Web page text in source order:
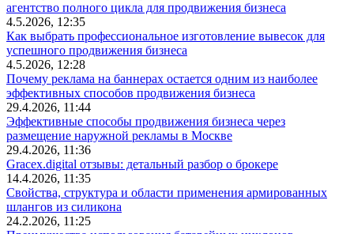
агентство полного цикла для продвижения бизнеса
4.5.2026, 12:35
Как выбрать профессиональное изготовление вывесок для
успешного продвижения бизнеса
4.5.2026, 12:28
Почему реклама на баннерах остается одним из наиболее
эффективных способов продвижения бизнеса
29.4.2026, 11:44
Эффективные способы продвижения бизнеса через
размещение наружной рекламы в Москве
29.4.2026, 11:36
Gracex.digital отзывы: детальный разбор о брокере
14.4.2026, 11:35
Свойства, структура и области применения армированных
шлангов из силикона
24.2.2026, 11:25